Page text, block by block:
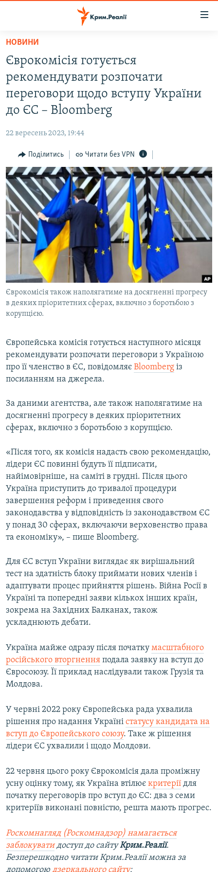
Перейти
основного
матеріалу
Перейти
до
основної
Перейти
пошуку
ВОДА.КРИМ
ВІДЕО ТА ФОТО
ПОЛІТИКА
ПОГЛЯД
ІНТЕРВ'Ю
ВСЕ ЗА ДЕНЬ
СПЕЦПРОЕКТИ
ДЕПОРТАЦІЯ
ВІДЕОУРОКИ «ELIFBE»
СВІДЧЕННЯ ОКУПАЦІЇ
УКРАЇНСЬКА ПРОБЛЕМА КРИМУ
ІНФОГРАФІКА
ЯК ОБІЙТИ БЛОКУВАННЯ
Русский
Qırımtatar
ДОЛУЧАЙСЯ!
НОВИНИ
Єврокомісія готується
рекомендувати розпочати
переговори щодо вступу України
до ЄС – Bloomberg
22 вересень 2023, 19:44
Поділитись Читати без VPN
Єврокомісія також наполягатиме на досягненні прогресу
в деяких пріоритетних сферах, включно з боротьбою з
корупцією.
Європейська комісія готується наступного місяця
рекомендувати розпочати переговори з Україною
про її членство в ЄС, повідомляє Bloomberg із
посиланням на джерела.
За даними агентства, але також наполягатиме на
досягненні прогресу в деяких пріоритетних
сферах, включно з боротьбою з корупцією.
«Після того, як комісія надасть свою рекомендацію,
лідери ЄС повинні будуть її підписати,
найімовірніше, на саміті в грудні. Після цього
Україна приступить до тривалої процедури
завершення реформ і приведення свого
законодавства у відповідність із законодавством ЄС
у понад 30 сферах, включаючи верховенство права
та економіку», – пише Bloomberg.
Для ЄС вступ України виглядає як вирішальний
тест на здатність блоку приймати нових членів і
адаптувати процес прийняття рішень. Війна Росії в
Україні та попередні заяви кількох інших країн,
зокрема на Західних Балканах, також
ускладнюють дебати.
Україна майже одразу після початку масштабного
російського вторгнення подала заявку на вступ до
Євросоюзу. Її приклад наслідували також Грузія та
Молдова.
У червні 2022 року Європейська рада ухвалила
рішення про надання Україні статусу кандидата на
вступ до Європейського союзу. Таке ж рішення
лідери ЄС ухвалили і щодо Молдови.
22 червня цього року Єврокомісія дала проміжну
усну оцінку тому, як Україна втілює критерії для
початку переговорів про вступ до ЄС: два з семи
критеріїв виконані повністю, решта мають прогрес.
Роскомнагляд (Роскомнадзор) намагається
заблокуватидоступ до сайтуКрим.Реалії.
Безперешкодно читати Крим.Реалії можна за
допомогою дзеркального сайту: